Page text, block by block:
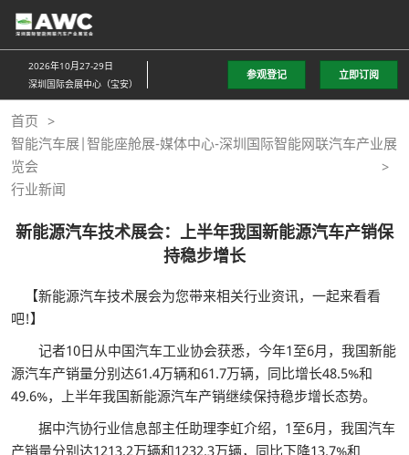
直
接
跳
至
内
容
2026年10月27-29日
深圳国际会展中心（宝安）
参观登记 立即订阅
首页
智能汽车展|智能座舱展-媒体中心-深圳国际智能网联汽车产业展
览会
行业新闻
新能源汽车技术展会：上半年我国新能源汽车产销保
持稳步增长
【新能源汽车技术展会为您带来相关行业资讯，一起来看看
吧!】
记者10日从中国汽车工业协会获悉，今年1至6月，我国新能
源汽车产销量分别达61.4万辆和61.7万辆，同比增长48.5%和
49.6%，上半年我国新能源汽车产销继续保持稳步增长态势。
据中汽协行业信息部主任助理李虹介绍，1至6月，我国汽车
产销量分别达1213.2万辆和1232.3万辆，同比下降13.7%和